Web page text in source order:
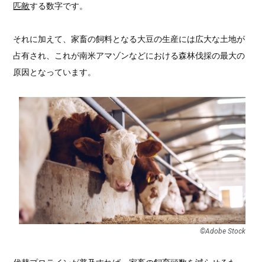
匹敵する数字です。
それに加えて、家畜の飼料となる大豆の生産には広大な土地が
占有され、これが南米アマゾンなどにおける森林伐採の最大の
原因となっています。
©︎Adobe Stock